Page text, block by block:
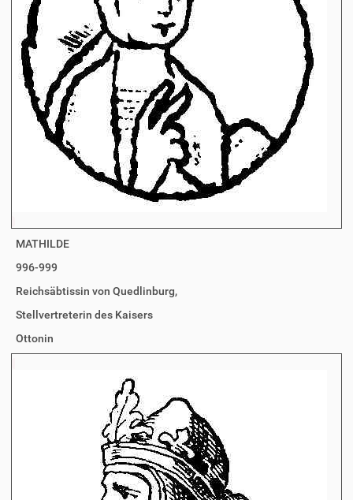
MATHILDE
996-999
Reichsäbtissin von Quedlinburg,
Stellvertreterin des Kaisers
Ottonin